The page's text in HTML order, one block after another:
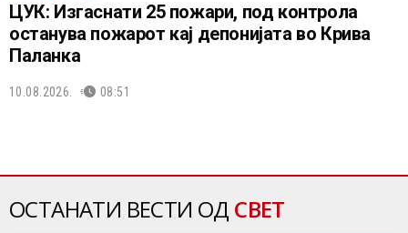
ЦУК: Изгаснати 25 пожари, под контрола
останува пожарот кај депонијата во Крива
Паланка
10.08.2026. 08:51
ОСТАНАТИ ВЕСТИ ОД СВЕТ